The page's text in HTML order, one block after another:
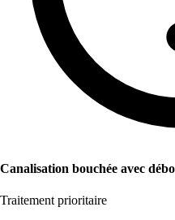
Canalisation bouchée avec
Traitement prioritaire